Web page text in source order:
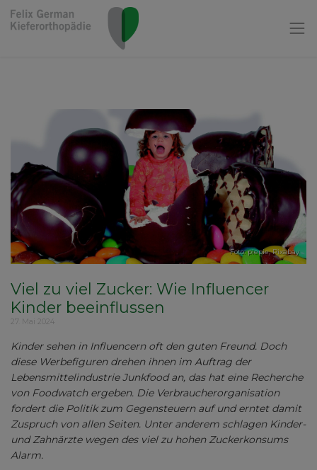
Foto: piepie,Pixabay
Viel zu viel Zucker: Wie Influencer
Kinder beeinflussen
27. Mai 2024
Kinder sehen in Influencern oft den guten Freund. Doch
diese Werbefiguren drehen ihnen im Auftrag der
Lebensmittelindustrie Junkfood an, das hat eine Recherche
von Foodwatch ergeben. Die Verbraucherorganisation
fordert die Politik zum Gegensteuern auf und erntet damit
Zuspruch von allen Seiten. Unter anderem schlagen Kinder-
und Zahnärzte wegen des viel zu hohen Zuckerkonsums
Alarm.